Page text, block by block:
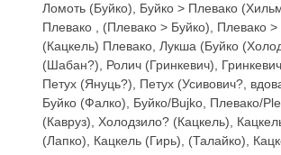
Ломоть (Буйко), Буйко > Плевако
Плевако , (Плевако > Буйко), Плевако >
(Кацкель) Плевако, Лукша (Буйко
(Шабан?), Ролич (Гринкевич),
Петух (Януць?), Петух (Усивович?,
Буйко (Фалко), Буйко/Bujko, Плевако/
(Кавруз), Холодзило? (Кацкель),
(Лапко), Кацкель (Гирь), (Талайко),